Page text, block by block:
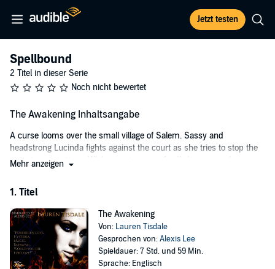
Jetzt testen
Spellbound
2 Titel in dieser Serie
Noch nicht bewertet
The Awakening Inhaltsangabe
A curse looms over the small village of Salem. Sassy and
headstrong Lucinda fights against the court as she tries to stop the
unjust persecutions. While on a journey of self-discovery, she soon
happening around him. Following his heart has led him down a path
of conflict. Does he remain loyal to his family and betray the one he
loves? Or will he go against his duty and fight for the woman who
holds his heart?
Mehr anzeigen
1. Titel
The Awakening
Von: Lauren Tisdale
Gesprochen von:Alexis Lee
Spieldauer: 7 Std. und 59 Min.
Sprache: Englisch